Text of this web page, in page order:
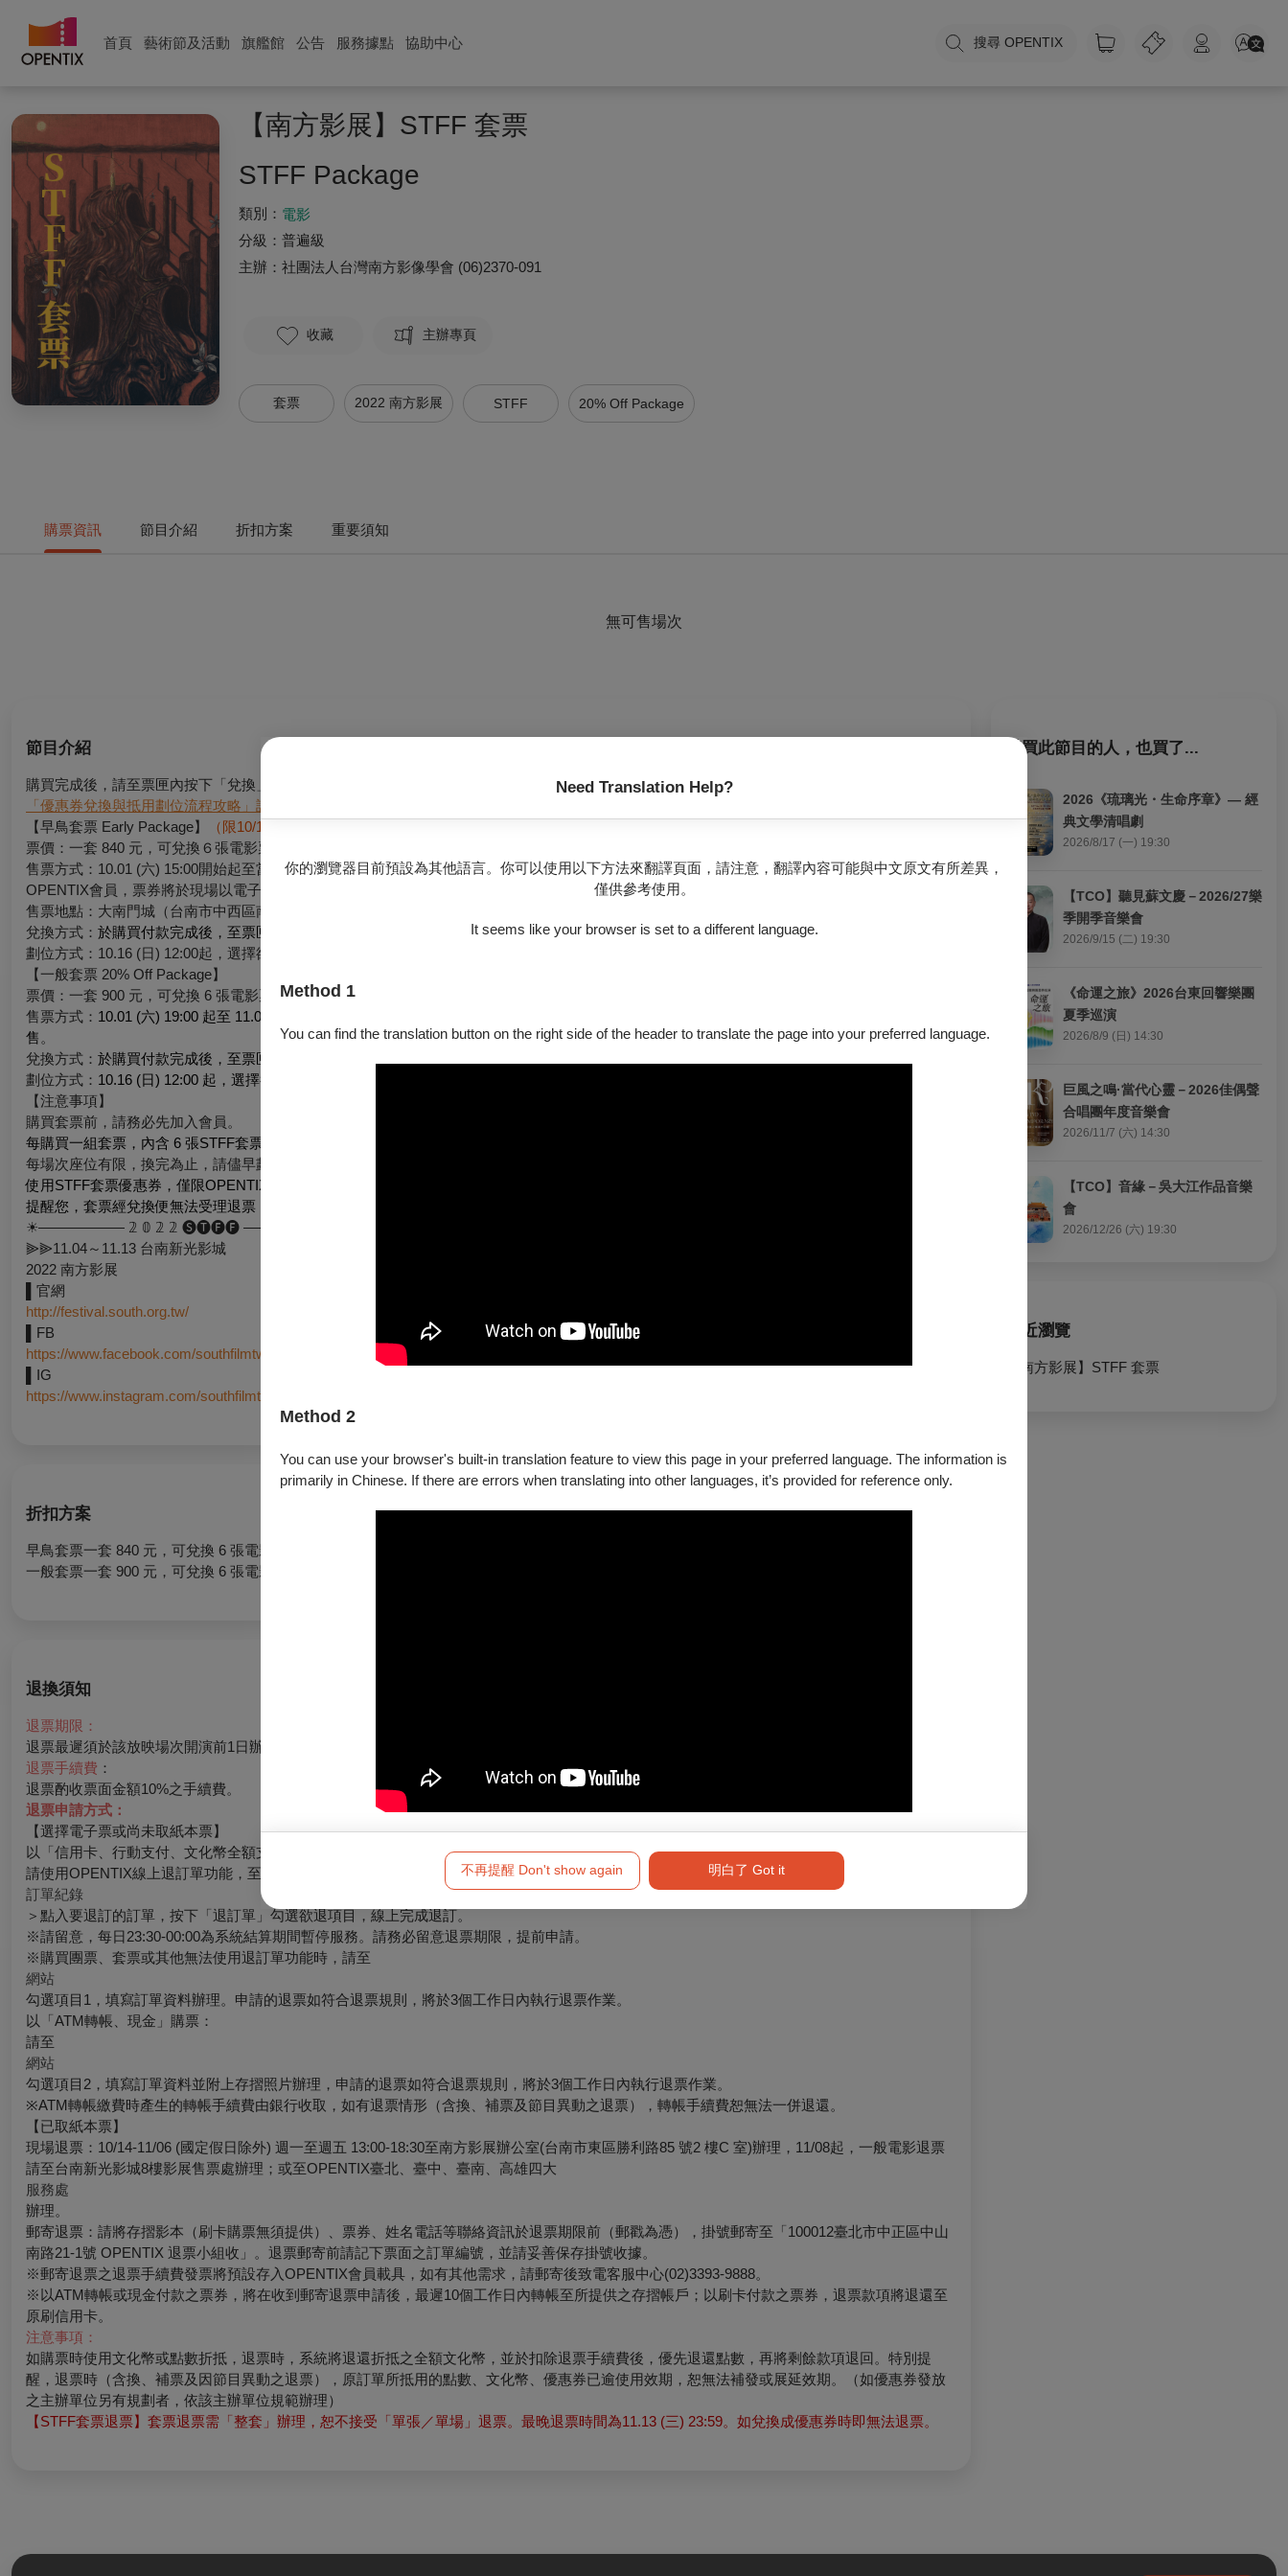
首頁 藝術節及活動 旗艦館 公告 服務據點 協助中心 搜尋 OPENTIX
Need Translation Help?
你的瀏覽器目前預設為其他語言。你可以使用以下方法來翻譯頁面，請注意，翻譯內容可能與中文原文有所差異，
僅供參考使用。
It seems like your browser is set to a different language.
Method 1
You can find the translation button on the right side of the header to translate the page into your preferred language.
Method 2
You can use your browser's built-in translation feature to view this page in your preferred language. The information is
primarily in Chinese. If there are errors when translating into other languages, it’s provided for reference only.
不再提醒 Don't show again 明白了 Got it
【南方影展】STFF 套票
STFF Package
類別： 電影
分級： 普遍級
主辦： 社團法人台灣南方影像學會 (06)2370-091
收藏 主辦專頁
套票 2022 南方影展 STFF 20% Off Package
購票資訊 節目介紹 折扣方案 重要須知
無可售場次
節目介紹
購買完成後，請至票匣內按下「兌換」即可獲得六張優惠券，並可於10/16 (日) 12:00後自行選擇南方影展場次劃位折抵。
「優惠券兌換與抵用劃位流程攻略」請點我
【早鳥套票 Early Package】
（限10/1 15:00起影展套票首賣日於現場排隊販售，OPENTIX網站、APP、分銷點及超商無販售
票價：一套 840 元，可兌換６張電影票券。
售票方式：10.01 (六) 15:00開始起至當日(10.01) 21:00，如提前售完即停止販售，限於影展套票首賣日向現場服務台工作人員購買，購買前請先註冊
OPENTIX會員，票券將於現場以電子票方式歸戶至你的OPENTIX票匣內。
售票地點：大南門城（台南市中西區南門路38號）。
兌換方式： 於購買付款完成後，至票匣內按下「兌換」即可獲得六張優惠券。
劃位方式：10.16 (日) 12:00起，選擇欲觀賞的電影，並僅限於OPENTIX線上售票平台劃位，使用優惠券折抵。實體售票端點及影展現場無法劃位。
【一般套票 20% Off Package】
票價：一套 900 元，可兌換 6 張電影票券。
售票方式： 10.01 (六) 19:00 起至 11.06 (日) 23:59 止，限以OPENTIX網站與APP購買、兌換與使用，並僅限購買「電子票」；分銷點及超商無販
售 。
兌換方式： 於購買付款完成後，至票匣內按下「兌換」即可獲得六張優惠券
劃位方式： 10.16 (日) 12:00 起，選擇欲觀賞的電影，
【注意事項】
購買套票前，請務必先加入會員。
每購買一組套票，內含 6 張STFF套票優惠券，可抵用 6 張南方影展場次（惟台南影像獎及南方學生獎單元場次不可劃位）
每場次座位有限，換完為止，請儘早劃位，以免向隅。
使用STFF套票優惠券，僅限OPENTIX網路劃位折抵，超商與分銷點無提供優惠券劃位服務
提醒您，套票經兌換便無法受理退票；完成兌換之套票下方，將顯示「查看優惠券」提示文字。如兌換後有任何問題，請至影展現場服務台辦理
☀︎—————— 𝟚 𝟘 𝟚 𝟚 🅢🅣🅕🅕 —————☀︎
⫸⫸11.04～11.13 台南新光影城​
2022 南方影展
▌官網
http://festival.south.org.tw/
▌FB
https://www.facebook.com/southfilmtw
▌IG
https://www.instagram.com/southfilmtw/
折扣方案
早鳥套票一套 840 元，可兌換 6 張電影票券 ，
一般套票一套 900 元，可兌換 6 張電影票券 ，
退換須知
退票期限：
退票最遲須於該放映場次開演前1日辦理，逾期恕不受理。例：11/08映演的場次，最遲於11/07完成退票手續。
退票手續費 ：
退票酌收票面金額10%之手續費。
退票申請方式：
【選擇電子票或尚未取紙本票】
以「信用卡、行動支付、文化幣全額支付」購票：
請使用OPENTIX線上退訂單功能，至會員＞
訂單紀錄
＞點入要退訂的訂單，按下「退訂單」勾選欲退項目，線上完成退訂。
※請留意，每日23:30-00:00為系統結算期間暫停服務。請務必留意退票期限，提前申請。
※購買團票、套票或其他無法使用退訂單功能時，請至
網站
勾選項目1，填寫訂單資料辦理。申請的退票如符合退票規則，將於3個工作日內執行退票作業。
以「ATM轉帳、現金」購票：
請至
網站
勾選項目2，填寫訂單資料並附上存摺照片辦理，申請的退票如符合退票規則，將於3個工作日內執行退票作業。
※ATM轉帳繳費時產生的轉帳手續費由銀行收取，如有退票情形（含換、補票及節目異動之退票），轉帳手續費恕無法一併退還。
【已取紙本票】
現場退票：10/14-11/06 (國定假日除外) 週一至週五 13:00-18:30至南方影展辦公室(台南市東區勝利路85 號2 樓C 室)辦理，11/08起，一般電影退票
請至台南新光影城8樓影展售票處辦理；或至OPENTIX臺北、臺中、臺南、高雄四大
服務處
辦理。
郵寄退票：請將存摺影本（刷卡購票無須提供）、票券、姓名電話等聯絡資訊於退票期限前（郵戳為憑），掛號郵寄至「100012臺北市中正區中山
南路21-1號 OPENTIX 退票小組收」。退票郵寄前請記下票面之訂單編號，並請妥善保存掛號收據。
※郵寄退票之退票手續費發票將預設存入OPENTIX會員載具，如有其他需求，請郵寄後致電客服中心(02)3393-9888。
※以ATM轉帳或現金付款之票券，將在收到郵寄退票申請後，最遲10個工作日內轉帳至所提供之存摺帳戶；以刷卡付款之票券，退票款項將退還至
原刷信用卡。
注意事項：
如購票時使用文化幣或點數折抵，退票時，系統將退還折抵之全額文化幣，並於扣除退票手續費後，優先退還點數，再將剩餘款項退回。特別提
醒，退票時（含換、補票及因節目異動之退票），原訂單所抵用的點數、文化幣、優惠券已逾使用效期，恕無法補發或展延效期。（如優惠券發放
之主辦單位另有規劃者，依該主辦單位規範辦理）
【STFF套票退票】套票退票需「整套」辦理，恕不接受「單張／單場」退票。最晚退票時間為11.13 (三) 23:59。如兌換成優惠券時即無法退票。
購買此節目的人，也買了...
2026《琉璃光・生命序章》— 經
典文學清唱劇
2026/8/17 (一) 19:30
【TCO】聽見蘇文慶－2026/27樂
季開季音樂會
2026/9/15 (二) 19:30
《命運之旅》2026台東回響樂團
夏季巡演
2026/8/9 (日) 14:30
巨風之鳴·當代心靈－2026佳偶聲
合唱團年度音樂會
2026/11/7 (六) 14:30
【TCO】音緣－吳大江作品音樂
會
2026/12/26 (六) 19:30
最近瀏覽
【南方影展】STFF 套票